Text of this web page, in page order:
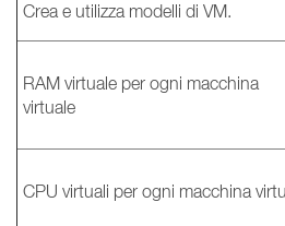
Crea e utilizza modelli di VM.
RAM virtuale per ogni macchina
virtuale
CPU virtuali per ogni macchina